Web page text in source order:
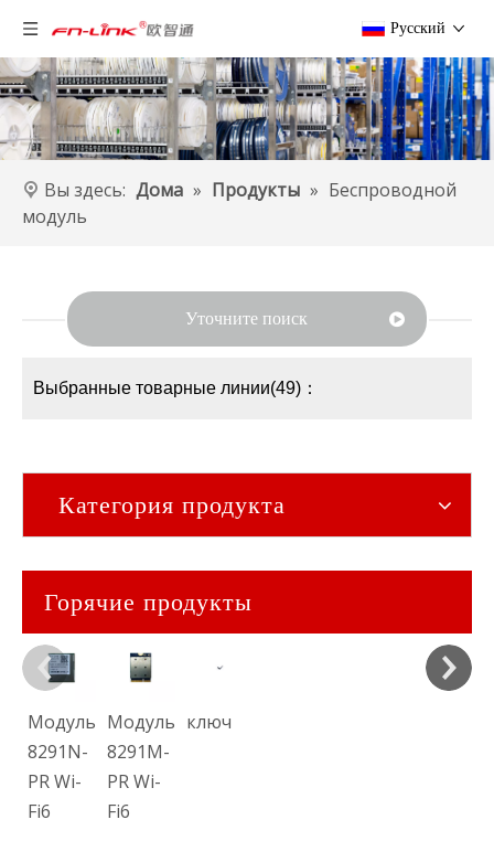
Pусский
Вы здесь: Дома » Продукты » Беспроводной
модуль
Уточните поиск
Выбранные товарные линии(49)：
Категория продукта
Горячие продукты
Модуль
8291N-
PR Wi-
Fi6
Модуль
8291M-
PR Wi-
Fi6
ключ